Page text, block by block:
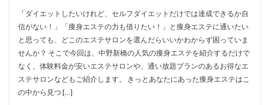
「ダイエットしたいけれど、セルフダイエットだけでは達成できるか自
信がない！」「痩身エステの力も借りたい！」と痩身エステに通いたい
と思っても、どこのエステサロンを選んだらいいかわからず困っていま
せんか？ そこで今回は、中野新橋の人気の痩身エステを紹介するだけで
なく、体験料金が安いエステサロンや、通い放題プランのあるお得なエ
ステサロンなどもご紹介します。 きっとあなたにあった痩身エステはこ
の中から見つ […]